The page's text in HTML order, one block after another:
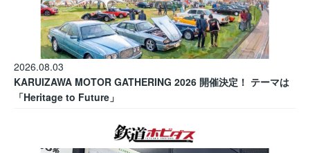
2026.08.03
KARUIZAWA MOTOR GATHERING 2026 開催決定！ テーマは
「Heritage to Future」